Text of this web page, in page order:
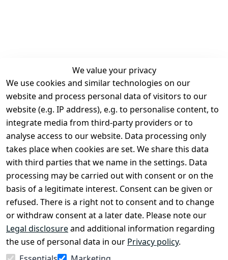
We value your privacy
We use cookies and similar technologies on our
website and process personal data of visitors to our
website (e.g. IP address), e.g. to personalise content, to
integrate media from third-party providers or to
analyse access to our website. Data processing only
takes place when cookies are set. We share this data
with third parties that we name in the settings. Data
processing may be carried out with consent or on the
basis of a legitimate interest. Consent can be given or
refused. There is a right not to consent and to change
or withdraw consent at a later date. Please note our
Legal disclosureand additional information regarding
the use of personal data in our Privacy policy.
Legal
Terms and
Conditions
Legal
disclosure
Privacy Policy
Declaration of
accessibility
Cancellation
rights
Contact
Register
Withdraw